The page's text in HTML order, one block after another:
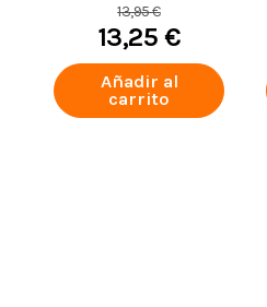
ANILLAS +
RECAMBIO VERDE
CLARO
13,95 €
13,25 €
Añadir al
carrito